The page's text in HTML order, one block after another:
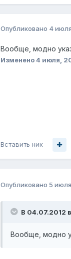
Опубликовано 4
Вообще, модно
Изменено4 июля,
Вставить ник
Опубликовано 5
В 04.07.2012
Вообще, модно